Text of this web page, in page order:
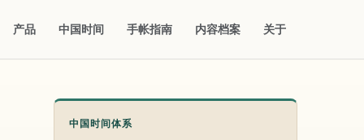
产品 中国时间 手帐指南 内容档案 关于
中国时间体系